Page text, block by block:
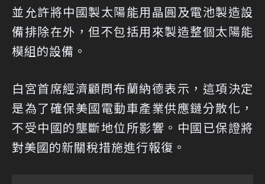
並允許將中國製太陽能用晶圓及電池製造設
備排除在外，但不包括用來製造整個太陽能
模組的設備。
白宮首席經濟顧問布蘭納德表示，這項決定
是為了確保美國電動車產業供應鏈分散化，
不受中國的壟斷地位所影響。中國已保證將
對美國的新關稅措施進行報復。